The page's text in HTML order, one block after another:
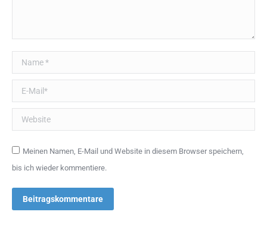
Name *
E-Mail *
Website
Meinen Namen, E-Mail und Website in diesem Browser speichern,
bis ich wieder kommentiere.
Beitragskommentare